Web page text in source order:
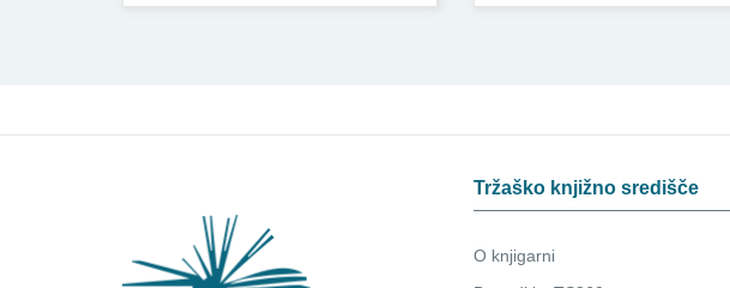
Tržaško knjižno središče
O knjigarni